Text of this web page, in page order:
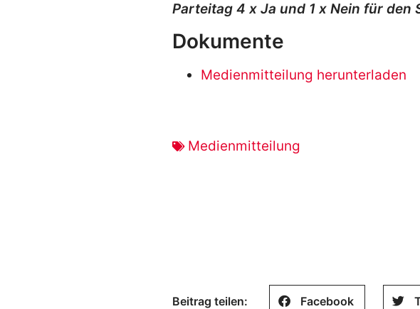
Parteitag 4 x Ja und 1 x Nein für
Dokumente
Medienmitteilung herunterladen
Medienmitteilung
Beitrag teilen: Facebook